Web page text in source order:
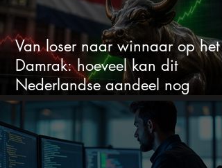
Van loser naar winnaar op het
Damrak: hoeveel kan dit
Nederlandse aandeel nog
stijgen?